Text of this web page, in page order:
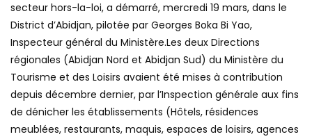
secteur hors-la-loi, a démarré, mercredi 19 mars, dans le
District d’Abidjan, pilotée par Georges Boka Bi Yao,
Inspecteur général du Ministère.Les deux Directions
régionales (Abidjan Nord et Abidjan Sud) du Ministère du
Tourisme et des Loisirs avaient été mises à contribution
depuis décembre dernier, par l’Inspection générale aux fins
de dénicher les établissements (Hôtels, résidences
meublées, restaurants, maquis, espaces de loisirs, agences